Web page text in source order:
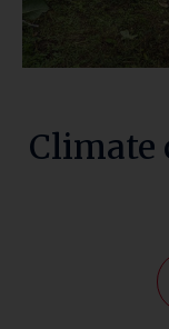
Climate